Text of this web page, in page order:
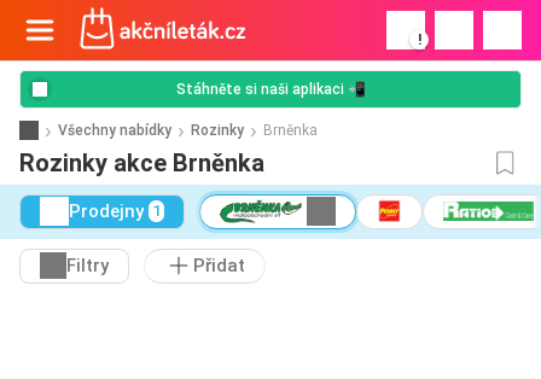
!
Stáhněte si naši aplikaci 📲
Všechny nabídky Rozinky Brněnka
Rozinky akce Brněnka
Prodejny 1
Filtry Přidat